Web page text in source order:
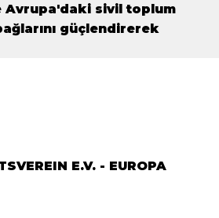
Avrupa'daki sivil toplum
güçlendirerek
E.V. - EUROPA